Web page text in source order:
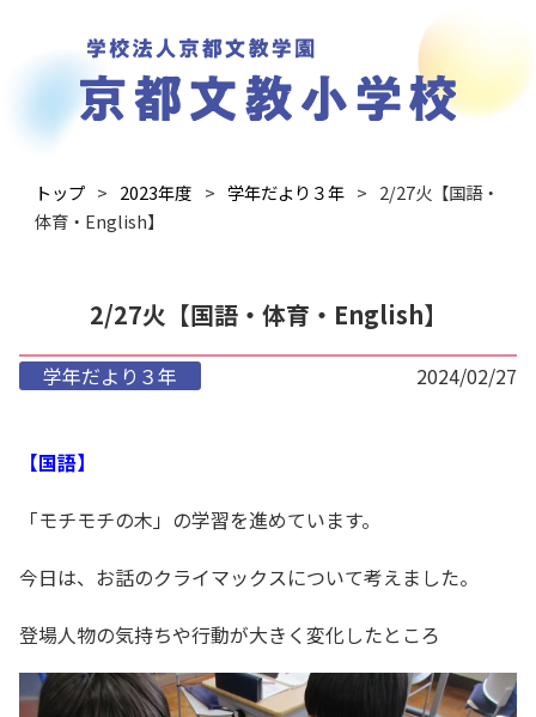
トップ 2023年度 学年だより３年
2/27火【国語・
体育・English】
2/27火【国語・体育・English】
学年だより３年 2024/02/27
【国語】
「モチモチの木」の学習を進めています。
今日は、お話のクライマックスについて考えました。
登場人物の気持ちや行動が大きく変化したところ